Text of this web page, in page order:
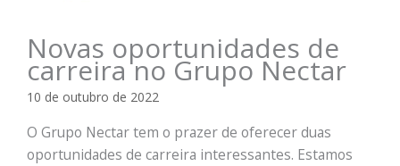
Novas oportunidades de
carreira no Grupo Nectar
10 de outubro de 2022
O Grupo Nectar tem o prazer de oferecer duas
oportunidades de carreira interessantes. Estamos